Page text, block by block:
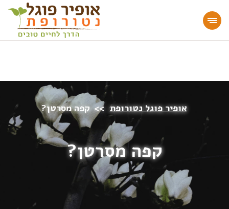
מעוניינים להעמיק או להתחיל דרך חיים בריאה?
הצטרפו לאתר!
אופיר פוגל נטורופת >>קפה מסרטן?
קפה מסרטן?